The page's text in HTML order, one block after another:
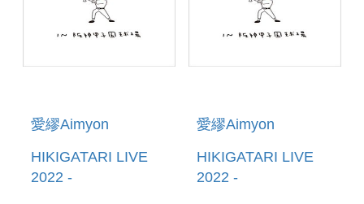
愛繆Aimyon
HIKIGATARI LIVE
2022 -
愛繆Aimyon
HIKIGATARI LIVE
2022 -